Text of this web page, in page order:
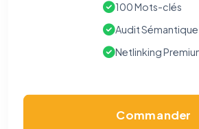
100 Mots-clés
Audit Sémantique
Netlinking
Commander